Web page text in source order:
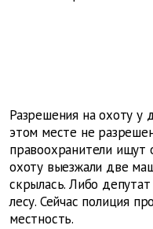
Разрешения на охоту у
этом месте не
правоохранители ищут
охоту выезжали две
скрылась. Либо
лесу. Сейчас полиция
местность.